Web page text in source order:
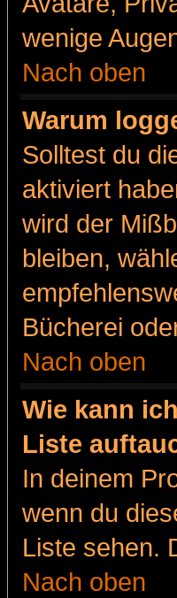
wenige
Nach oben
Warum
Solltest du
aktiviert
wird der
bleiben,
Bücherei
Nach oben
Wie kann
Liste
In deinem
wenn du
Liste sehen.
Nach oben